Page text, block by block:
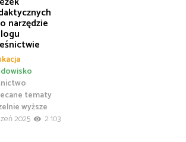
narzędzie
tematy
wyższe
2025
2 103